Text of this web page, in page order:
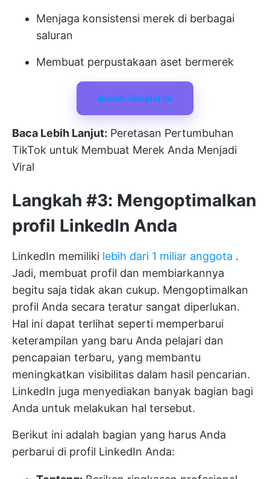
Menjaga konsistensi merek di berbagai
saluran
Membuat perpustakaan aset bermerek
Unduh Templat Ini
Baca Lebih Lanjut: Peretasan Pertumbuhan
TikTok untuk Membuat Merek Anda Menjadi
Viral
Langkah #3: Mengoptimalkan
profil LinkedIn Anda
LinkedIn memiliki lebih dari 1 miliar anggota .
Jadi, membuat profil dan membiarkannya
begitu saja tidak akan cukup. Mengoptimalkan
profil Anda secara teratur sangat diperlukan.
Hal ini dapat terlihat seperti memperbarui
keterampilan yang baru Anda pelajari dan
pencapaian terbaru, yang membantu
meningkatkan visibilitas dalam hasil pencarian.
LinkedIn juga menyediakan banyak bagian bagi
Anda untuk melakukan hal tersebut.
Berikut ini adalah bagian yang harus Anda
perbarui di profil LinkedIn Anda: